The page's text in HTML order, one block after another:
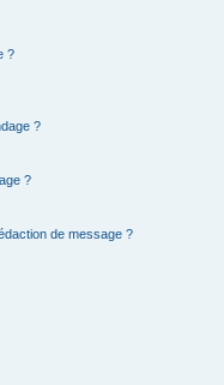
?
?
?
de message ?